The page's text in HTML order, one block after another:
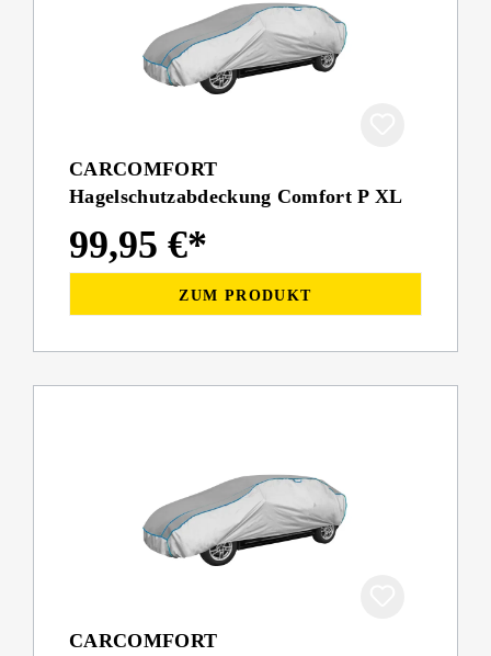
CARCOMFORT
Hagelschutzabdeckung Comfort P XL
99,95 €*
ZUM PRODUKT
CARCOMFORT